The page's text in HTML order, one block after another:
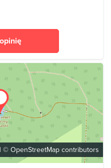
| © OpenStreetMap contributors